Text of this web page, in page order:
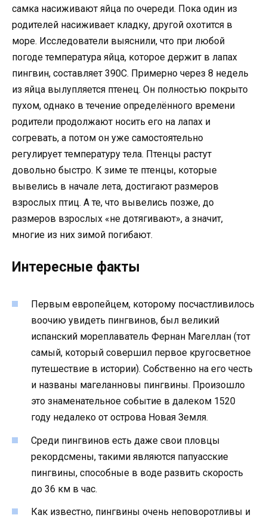
самка насиживают яйца по очереди. Пока один из
родителей насиживает кладку, другой охотится в
море. Исследователи выяснили, что при любой
погоде температура яйца, которое держит в лапах
пингвин, составляет 390С. Примерно через 8 недель
из яйца вылупляется птенец. Он полностью покрыто
пухом, однако в течение определённого времени
родители продолжают носить его на лапах и
согревать, а потом он уже самостоятельно
регулирует температуру тела. Птенцы растут
довольно быстро. К зиме те птенцы, которые
вывелись в начале лета, достигают размеров
взрослых птиц. А те, что вывелись позже, до
размеров взрослых «не дотягивают», а значит,
многие из них зимой погибают.
Интересные факты
Первым европейцем, которому посчастливилось
воочию увидеть пингвинов, был великий
испанский мореплаватель Фернан Магеллан (тот
самый, который совершил первое кругосветное
путешествие в истории). Собственно на его честь
и названы магеланновы пингвины. Произошло
это знаменательное событие в далеком 1520
году недалеко от острова Новая Земля.
Среди пингвинов есть даже свои пловцы
рекордсмены, такими являются папуасские
пингвины, способные в воде развить скорость
до 36 км в час.
Как известно, пингвины очень неповоротливы и